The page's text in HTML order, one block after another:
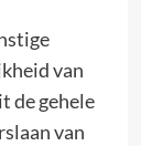
van
de gehele
van